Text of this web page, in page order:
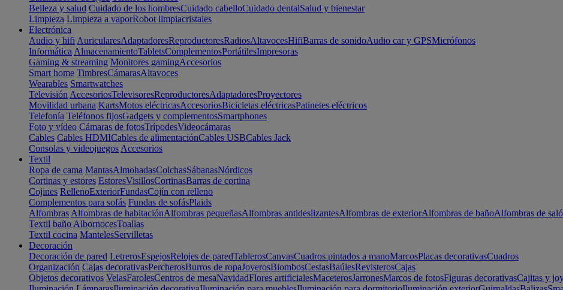
Belleza y salud Cuidado de los hombresCuidado cabelloCuidado dentalSalud y bienestar
Limpieza Limpieza a vaporRobot limpiacristales
Electrónica
Audio y hifi AuricularesAdaptadoresReproductoresRadiosAltavocesHifiBarras de sonidoAudio car y GPSMicrófonos
Informática AlmacenamientoTabletsComplementosPortátilesImpresoras
Gaming & streaming Monitores gamingAccesorios
Smart home TimbresCámarasAltavoces
Wearables Smartwatches
Televisión AccesoriosTelevisoresReproductoresAdaptadoresProyectores
Movilidad urbana KartsMotos eléctricasAccesoriosBicicletas eléctricasPatinetes eléctricos
Telefonía Teléfonos fijosGadgets y complementosSmartphones
Foto y vídeo Cámaras de fotosTrípodesVideocámaras
Cables Cables HDMICables de alimentaciónCables USBCables Jack
Consolas y videojuegos Accesorios
Textil
Ropa de cama MantasAlmohadasColchasSábanasNórdicos
Cortinas y estores EstoresVisillosCortinasBarras de cortina
Cojines RellenoExteriorFundasCojín con relleno
Complementos para sofás Fundas de sofásPlaids
Alfombras Alfombras de habitaciónAlfombras pequeñasAlfombras antideslizantesAlfombras de exteriorAlfombras de bañoAlfombras de
Textil baño AlbornocesToallas
Textil cocina MantelesServilletas
Decoración
Decoración de pared LetrerosEspejosRelojes de paredTablerosCanvasCuadros pintados a manoMarcosPlacas decorativasCuadros
Organización Cajas decorativasPercherosBurros de ropaJoyerosBiombosCestasBaúlesRevisterosCajas
Objetos decorativos VelasFarolesCentros de mesaNavidadFlores artificialesMaceterosJarronesMarcos de fotosFiguras decorativasCajitas y